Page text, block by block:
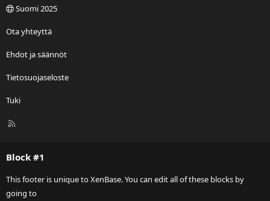
Suomi 2025
Ota yhteyttä
Ehdot ja säännöt
Tietosuojaseloste
Tuki
R
Block #1
This footer is unique to XenBase. You can edit all of these blocks by
going to